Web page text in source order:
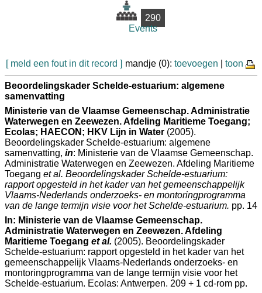
290
Events
[ meld een fout in dit record ] mandje (0): toevoegen toon
Beoordelingskader Schelde-estuarium: algemene
samenvatting
Ministerie van de Vlaamse Gemeenschap. Administratie
Waterwegen en Zeewezen. Afdeling Maritieme Toegang;
Ecolas; HAECON; HKV Lijn in Water (2005).
Beoordelingskader Schelde-estuarium: algemene
samenvatting, in: Ministerie van de Vlaamse Gemeenschap.
Administratie Waterwegen en Zeewezen. Afdeling Maritieme
Toegang et al. Beoordelingskader Schelde-estuarium:
rapport opgesteld in het kader van het gemeenschappelijk
Vlaams-Nederlands onderzoeks- en montoringprogramma
van de lange termijn visie voor het Schelde-estuarium. pp. 14
In: Ministerie van de Vlaamse Gemeenschap.
Administratie Waterwegen en Zeewezen. Afdeling
Maritieme Toegang et al. (2005). Beoordelingskader
Schelde-estuarium: rapport opgesteld in het kader van het
gemeenschappelijk Vlaams-Nederlands onderzoeks- en
montoringprogramma van de lange termijn visie voor het
Schelde-estuarium. Ecolas: Antwerpen. 209 + 1 cd-rom pp.